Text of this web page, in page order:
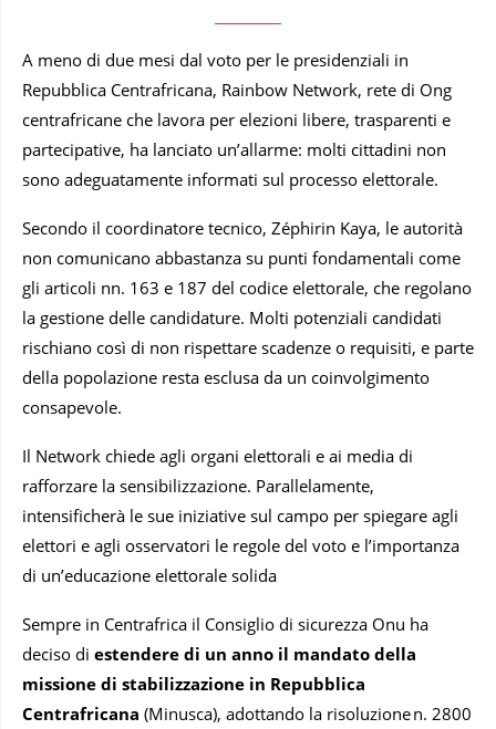
A meno di due mesi dal voto per le presidenziali in
Repubblica Centrafricana, Rainbow Network, rete di Ong
centrafricane che lavora per elezioni libere, trasparenti e
partecipative, ha lanciato un’allarme: molti cittadini non
sono adeguatamente informati sul processo elettorale.
Secondo il coordinatore tecnico, Zéphirin Kaya, le autorità
non comunicano abbastanza su punti fondamentali come
gli articoli nn. 163 e 187 del codice elettorale, che regolano
la gestione delle candidature. Molti potenziali candidati
rischiano così di non rispettare scadenze o requisiti, e parte
della popolazione resta esclusa da un coinvolgimento
consapevole.
Il Network chiede agli organi elettorali e ai media di
rafforzare la sensibilizzazione. Parallelamente,
intensificherà le sue iniziative sul campo per spiegare agli
elettori e agli osservatori le regole del voto e l’importanza
di un’educazione elettorale solida
Sempre in Centrafrica il Consiglio di sicurezza Onu ha
deciso di estendere di un anno il mandato della
missione di stabilizzazione in Repubblica
Centrafricana (Minusca), adottando la risoluzione n. 2800